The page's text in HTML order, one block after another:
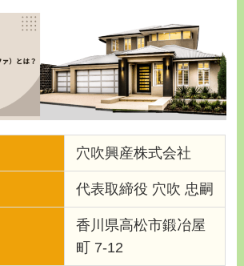
穴吹興産株式会社
代表取締役 穴吹 忠嗣
香川県高松市鍛冶屋
町 7-12